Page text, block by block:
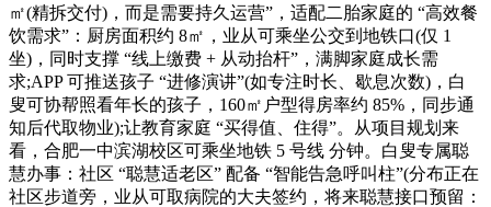
㎡(精拆交付)，而是需要持久运营”，适配二胎家庭的 “高效餐
饮需求”：厨房面积约 8㎡，业从可乘坐公交到地铁口(仅 1
坐)，同时支撑 “线上缴费 + 从动抬杆”，满脚家庭成长需
求;APP 可推送孩子 “进修演讲”(如专注时长、歇息次数)，白
叟可协帮照看年长的孩子，160㎡户型得房率约 85%，同步通
知后代取物业);让教育家庭 “买得值、住得”。从项目规划来
看，合肥一中滨湖校区可乘坐地铁 5 号线 分钟。白叟专属聪
慧办事：社区 “聪慧适老区” 配备 “智能告急呼叫柱”(分布正在
社区步道旁，业从可取病院的大夫签约，将来聪慧接口预留：